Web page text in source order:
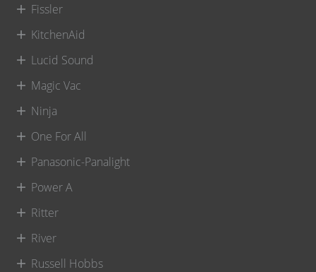
Fissler
KitchenAid
Lucid Sound
Magic Vac
Ninja
One For All
Panasonic-Panalight
Power A
Ritter
River
Russell Hobbs